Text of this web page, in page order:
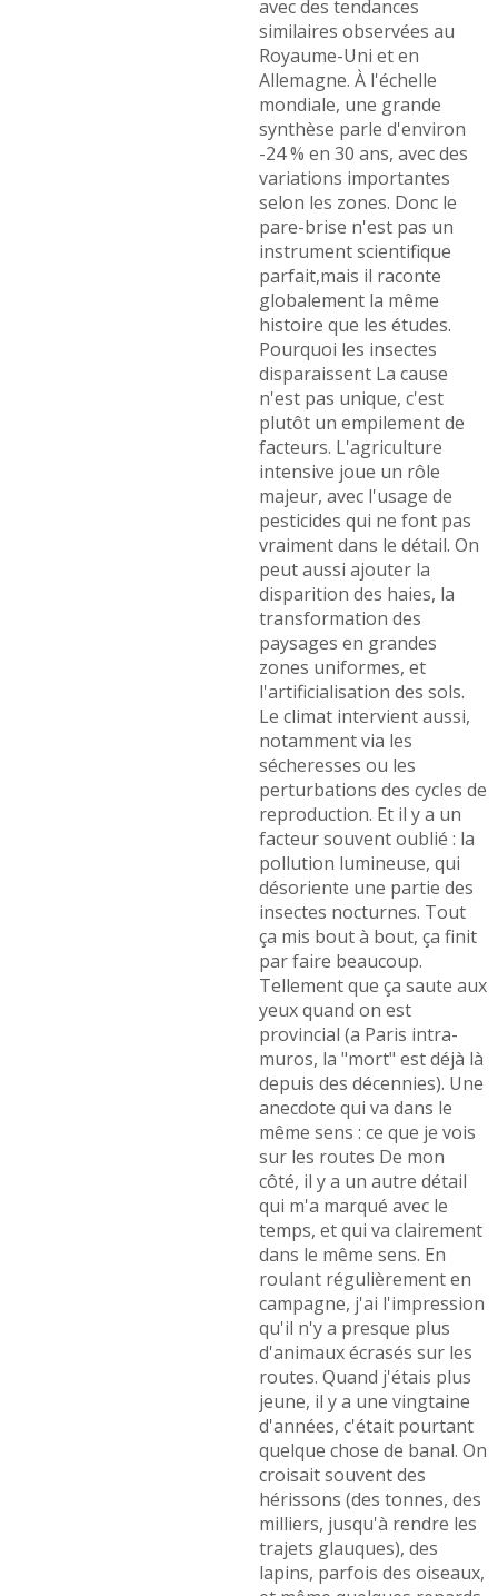
avec des tendances
similaires observées au
Royaume-Uni et en
Allemagne. À l'échelle
mondiale, une grande
synthèse parle d'environ
-24 % en 30 ans, avec des
variations importantes
selon les zones. Donc le
pare-brise n'est pas un
instrument scientifique
parfait,mais il raconte
globalement la même
histoire que les études.
Pourquoi les insectes
disparaissent La cause
n'est pas unique, c'est
plutôt un empilement de
facteurs. L'agriculture
intensive joue un rôle
majeur, avec l'usage de
pesticides qui ne font pas
vraiment dans le détail. On
peut aussi ajouter la
disparition des haies, la
transformation des
paysages en grandes
zones uniformes, et
l'artificialisation des sols.
Le climat intervient aussi,
notamment via les
sécheresses ou les
perturbations des cycles de
reproduction. Et il y a un
facteur souvent oublié : la
pollution lumineuse, qui
désoriente une partie des
insectes nocturnes. Tout
ça mis bout à bout, ça finit
par faire beaucoup.
Tellement que ça saute aux
yeux quand on est
provincial (a Paris intra-
muros, la "mort" est déjà là
depuis des décennies). Une
anecdote qui va dans le
même sens : ce que je vois
sur les routes De mon
côté, il y a un autre détail
qui m'a marqué avec le
temps, et qui va clairement
dans le même sens. En
roulant régulièrement en
campagne, j'ai l'impression
qu'il n'y a presque plus
d'animaux écrasés sur les
routes. Quand j'étais plus
jeune, il y a une vingtaine
d'années, c'était pourtant
quelque chose de banal. On
croisait souvent des
hérissons (des tonnes, des
milliers, jusqu'à rendre les
trajets glauques), des
lapins, parfois des oiseaux,